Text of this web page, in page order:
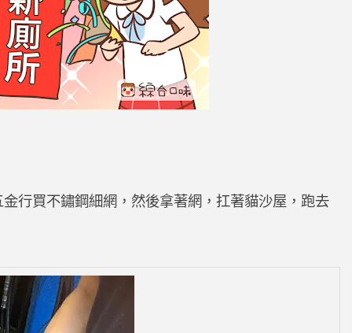
行買不鏽鋼細網，然後拿著網，扛著貓沙屋，跑去